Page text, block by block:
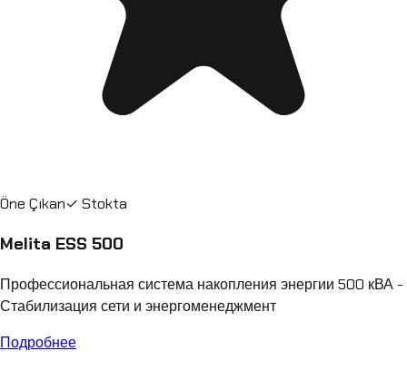
Öne Çıkan✓ Stokta
Melita ESS 500
Профессиональная система накопления энергии 500 кВА -
Стабилизация сети и энергоменеджмент
Подробнее